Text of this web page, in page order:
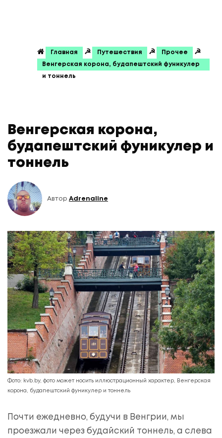
Главная ☭ Путешествия ☭ Прочее ☭
Венгерская корона, будапештский фуникулер
и тоннель
Венгерская корона,
будапештский фуникулер и
тоннель
Автор Adrenaline
Фото: kvb.by, фото может носить иллюстрационный характер, Венгерская
корона, будапештский фуникулер и тоннель
Почти ежедневно, будучи в Венгрии, мы
проезжали через будайский тоннель, а слева